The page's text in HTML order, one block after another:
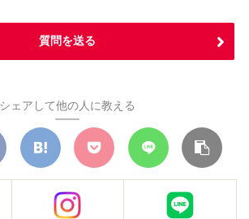
質問を送る
シェアして他の人に教える